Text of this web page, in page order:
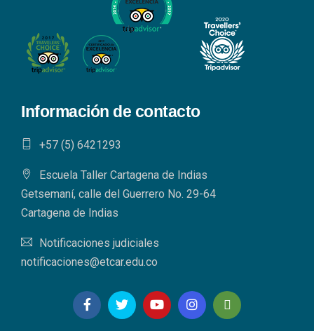
Información de contacto
+57 (5) 6421293​
Escuela Taller Cartagena de Indias
Getsemaní, calle del Guerrero No. 29-64
Cartagena de Indias
Notificaciones judiciales
notificaciones@etcar.edu.co